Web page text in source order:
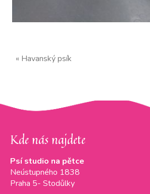
« Havanský psík
Kde nás najdete
Psí studio na pětce
Neústupného 1838
Praha 5- Stodůlky